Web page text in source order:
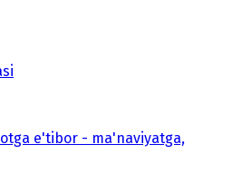
e'tibor - ma'naviyatga,